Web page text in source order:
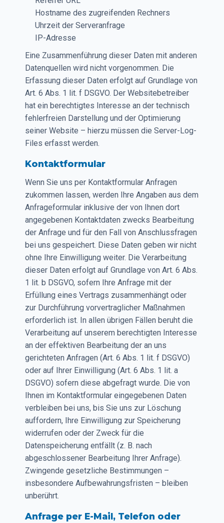
Hostname des zugreifenden Rechners
Uhrzeit der Serveranfrage
IP-Adresse
Eine Zusammenführung dieser Daten mit anderen
Datenquellen wird nicht vorgenommen. Die
Erfassung dieser Daten erfolgt auf Grundlage von
Art. 6 Abs. 1 lit. f DSGVO. Der Websitebetreiber
hat ein berechtigtes Interesse an der technisch
fehlerfreien Darstellung und der Optimierung
seiner Website – hierzu müssen die Server-Log-
Files erfasst werden.
Kontaktformular
Wenn Sie uns per Kontaktformular Anfragen
zukommen lassen, werden Ihre Angaben aus dem
Anfrageformular inklusive der von Ihnen dort
angegebenen Kontaktdaten zwecks Bearbeitung
der Anfrage und für den Fall von Anschlussfragen
bei uns gespeichert. Diese Daten geben wir nicht
ohne Ihre Einwilligung weiter. Die Verarbeitung
dieser Daten erfolgt auf Grundlage von Art. 6 Abs.
1 lit. b DSGVO, sofern Ihre Anfrage mit der
Erfüllung eines Vertrags zusammenhängt oder
zur Durchführung vorvertraglicher Maßnahmen
erforderlich ist. In allen übrigen Fällen beruht die
Verarbeitung auf unserem berechtigten Interesse
an der effektiven Bearbeitung der an uns
gerichteten Anfragen (Art. 6 Abs. 1 lit. f DSGVO)
oder auf Ihrer Einwilligung (Art. 6 Abs. 1 lit. a
DSGVO) sofern diese abgefragt wurde. Die von
Ihnen im Kontaktformular eingegebenen Daten
verbleiben bei uns, bis Sie uns zur Löschung
auffordern, Ihre Einwilligung zur Speicherung
widerrufen oder der Zweck für die
Datenspeicherung entfällt (z. B. nach
abgeschlossener Bearbeitung Ihrer Anfrage).
Zwingende gesetzliche Bestimmungen –
insbesondere Aufbewahrungsfristen – bleiben
unberührt.
Anfrage per E-Mail, Telefon oder